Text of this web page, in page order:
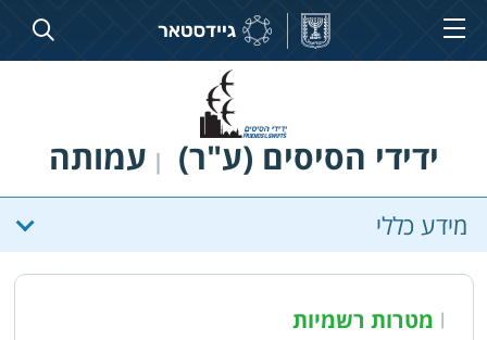
ידידי הסיסים (ע"ר) | עמותה
מידע כללי
| מטרות רשמיות